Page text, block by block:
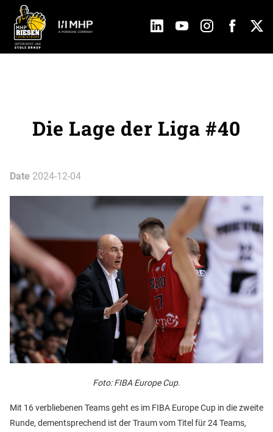
Die Lage der Liga #40
Date 2024-12-04
Foto: FIBA Europe Cup.
Mit 16 verbliebenen Teams geht es im FIBA Europe Cup in die zweite
Runde, dementsprechend ist der Traum vom Titel für 24 Teams,